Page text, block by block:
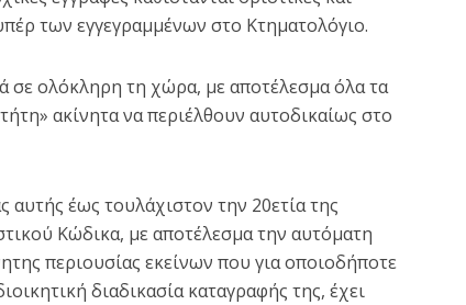
των εγγεγραμμένων στο Κτηματολόγιο.
σε ολόκληρη τη χώρα, με αποτέλεσμα όλα τα
ακίνητα να περιέλθουν αυτοδικαίως στο
έως τουλάχιστον την 20ετία της
Κώδικα, με αποτέλεσμα την αυτόματη
περιουσίας εκείνων που για οποιοδήποτε
διαδικασία καταγραφής της, έχει